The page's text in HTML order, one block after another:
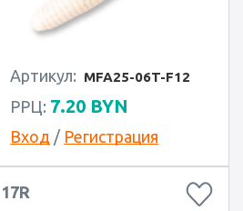
Артикул: MFA25-06T-F12
РРЦ: 7.20 BYN
Вход / Регистрация
17R